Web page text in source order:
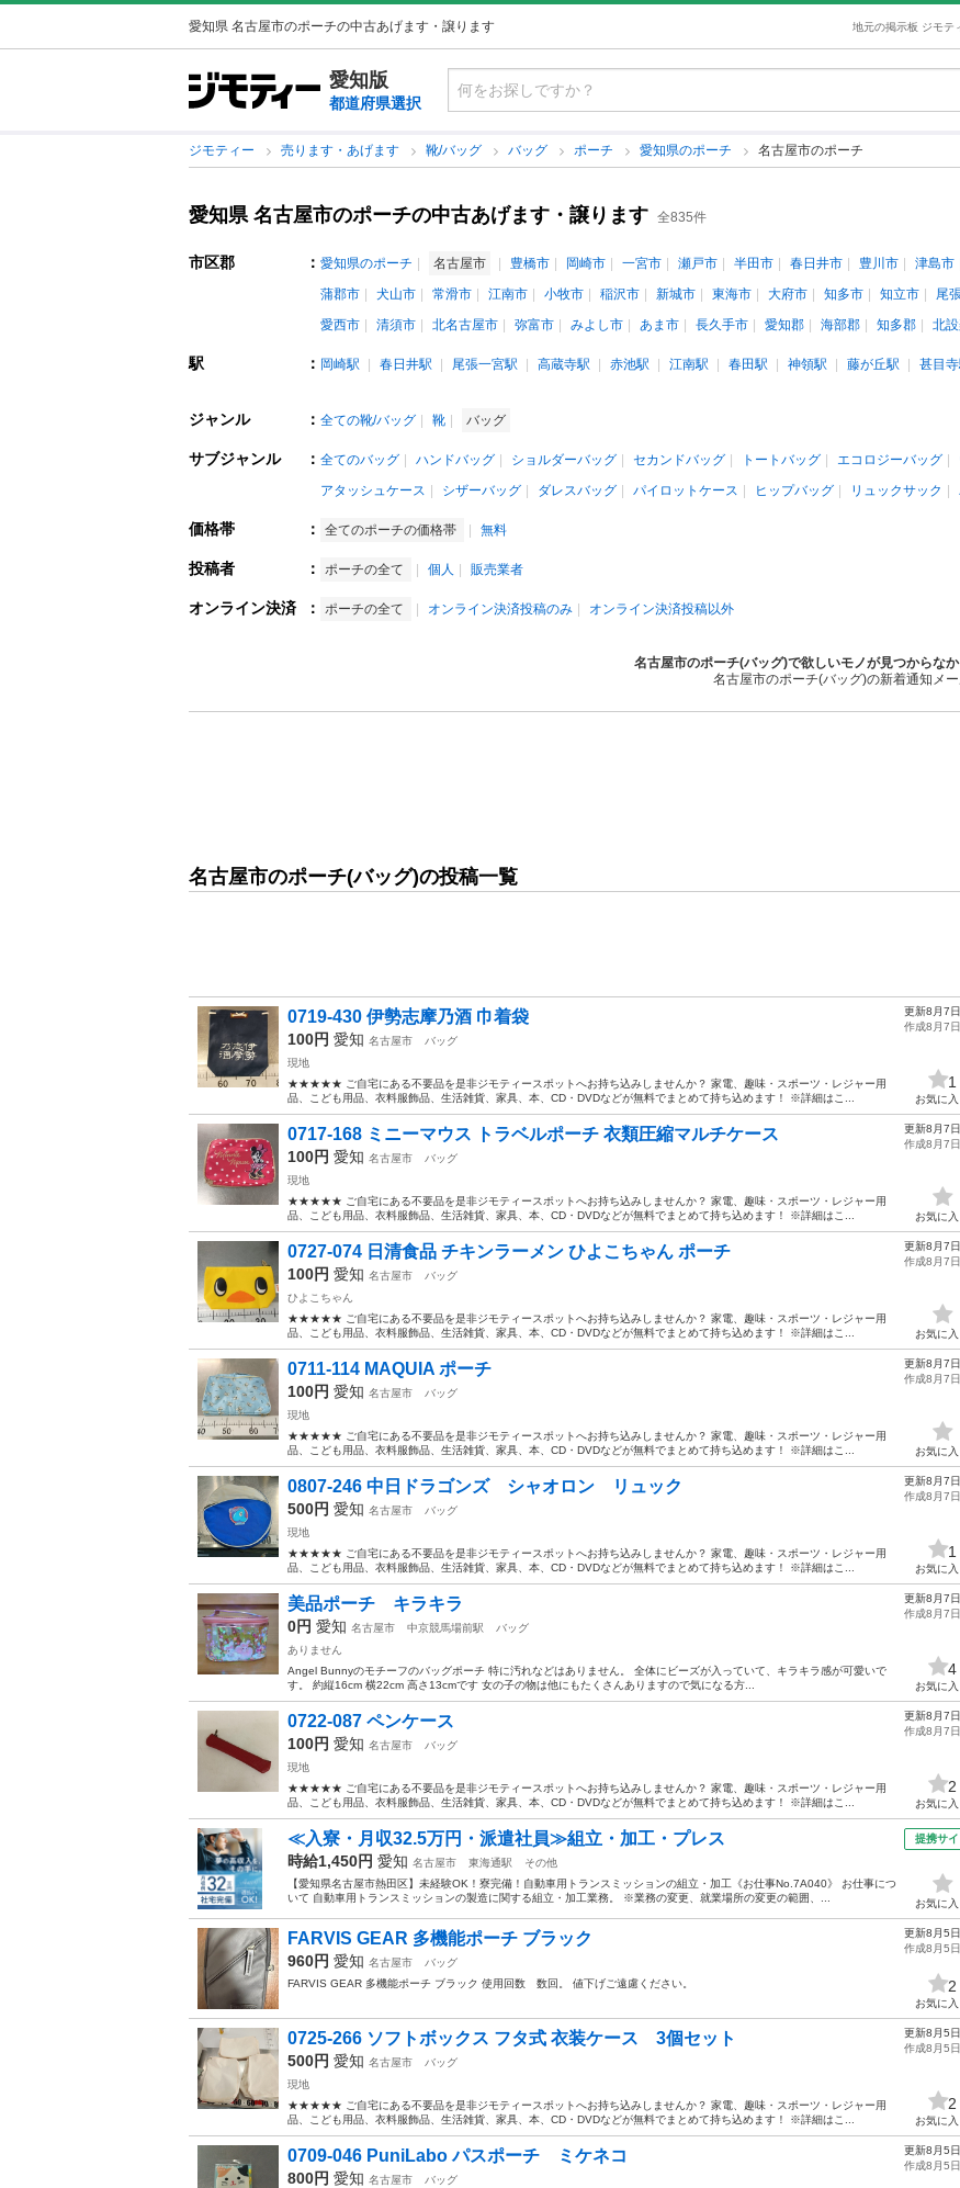
愛知県 名古屋市のポーチの中古あげます・譲ります 地元の掲示板 ジモテ
愛知版
都道府県選択
ジモティー 売ります・あげます 靴/バッグ バッグ ポーチ 愛知県のポーチ 名古屋市のポーチ
愛知県 名古屋市のポーチの中古あげます・譲ります 全835件
市区郡 ： 愛知県のポーチ 名古屋市 豊橋市 岡崎市 一宮市 瀬戸市 半田市 春日井市 豊川市 津島市
蒲郡市
犬山市 常滑市 江南市 小牧市 稲沢市 新城市 東海市 大府市 知多市 知立市 尾
愛西市
清須市 北名古屋市 弥富市 みよし市 あま市 長久手市 愛知郡 海部郡 知多郡 北
駅 ： 岡崎駅 春日井駅 尾張一宮駅 高蔵寺駅 赤池駅 江南駅 春田駅 神領駅 藤が丘駅
甚目
ジャンル ： 全ての靴/バッグ 靴 バッグ
サブジャンル ： 全てのバッグ ハンドバッグ ショルダーバッグ セカンドバッグ トートバッグ エコロジーバッグ
アタッシュケース
シザーバッグ ダレスバッグ パイロットケース ヒップバッグ リュックサック
価格帯 ： 全てのポーチの価格帯 無料
投稿者 ： ポーチの全て 個人 販売業者
オンライン決済 ： ポーチの全て オンライン決済投稿のみ オンライン決済投稿以外
名古屋市のポーチ(バッグ)で欲しいモノが見つからな
名古屋市のポーチ(バッグ)の新着通知メ
名古屋市のポーチ(バッグ)の投稿一覧
0719-430 伊勢志摩乃酒 巾着袋
100円 愛知 名古屋市
バッグ
現地
★★★★★ ご自宅にある不要品を是非ジモティースポットへお持ち込みしませんか？ 家電、趣味・スポーツ・レジャー用
品、こども用品、衣料服飾品、生活雑貨、家具、本、CD・DVDなどが無料でまとめて持ち込めます！ ※詳細はこ...
更新8月7日
作成8月7日
1
お気に入
0717-168 ミニーマウス トラベルポーチ 衣類圧縮マルチケース
100円 愛知 名古屋市
バッグ
現地
★★★★★ ご自宅にある不要品を是非ジモティースポットへお持ち込みしませんか？ 家電、趣味・スポーツ・レジャー用
品、こども用品、衣料服飾品、生活雑貨、家具、本、CD・DVDなどが無料でまとめて持ち込めます！ ※詳細はこ...
更新8月7日
作成8月7日
お気に入
0727-074 日清食品 チキンラーメン ひよこちゃん ポーチ
100円 愛知 名古屋市
バッグ
ひよこちゃん
★★★★★ ご自宅にある不要品を是非ジモティースポットへお持ち込みしませんか？ 家電、趣味・スポーツ・レジャー用
品、こども用品、衣料服飾品、生活雑貨、家具、本、CD・DVDなどが無料でまとめて持ち込めます！ ※詳細はこ...
更新8月7日
作成8月7日
お気に入
0711-114 MAQUIA ポーチ
100円 愛知 名古屋市
バッグ
現地
★★★★★ ご自宅にある不要品を是非ジモティースポットへお持ち込みしませんか？ 家電、趣味・スポーツ・レジャー用
品、こども用品、衣料服飾品、生活雑貨、家具、本、CD・DVDなどが無料でまとめて持ち込めます！ ※詳細はこ...
更新8月7日
作成8月7日
お気に入
0807-246 中日ドラゴンズ シャオロン リュック
500円 愛知 名古屋市
バッグ
現地
★★★★★ ご自宅にある不要品を是非ジモティースポットへお持ち込みしませんか？ 家電、趣味・スポーツ・レジャー用
品、こども用品、衣料服飾品、生活雑貨、家具、本、CD・DVDなどが無料でまとめて持ち込めます！ ※詳細はこ...
更新8月7日
作成8月7日
1
お気に入
美品ポーチ キラキラ
0円 愛知 名古屋市 中京競馬場前駅
バッグ
ありません
Angel Bunnyのモチーフのバッグポーチ 特に汚れなどはありません。 全体にビーズが入っていて、キラキラ感が可愛いで
す。 約縦16cm 横22cm 高さ13cmです 女の子の物は他にもたくさんありますので気になる方...
更新8月7日
作成8月7日
4
お気に入
0722-087 ペンケース
100円 愛知 名古屋市
バッグ
現地
★★★★★ ご自宅にある不要品を是非ジモティースポットへお持ち込みしませんか？ 家電、趣味・スポーツ・レジャー用
品、こども用品、衣料服飾品、生活雑貨、家具、本、CD・DVDなどが無料でまとめて持ち込めます！ ※詳細はこ...
更新8月7日
作成8月7日
2
お気に入
≪入寮・月収32.5万円・派遣社員≫組立・加工・プレス
時給1,450円 愛知 名古屋市 東海通駅
その他
【愛知県名古屋市熱田区】未経験OK！寮完備！自動車用トランスミッションの組立・加工《お仕事No.7A040》 お仕事につ
いて 自動車用トランスミッションの製造に関する組立・加工業務。 ※業務の変更、就業場所の変更の範囲、...
提携サイ
お気に入
FARVIS GEAR 多機能ポーチ ブラック
960円 愛知 名古屋市
バッグ
FARVIS GEAR 多機能ポーチ ブラック 使用回数 数回。 値下げご遠慮ください。
更新8月5日
作成8月5日
2
お気に入
0725-266 ソフトボックス フタ式 衣装ケース 3個セット
500円 愛知 名古屋市
バッグ
現地
★★★★★ ご自宅にある不要品を是非ジモティースポットへお持ち込みしませんか？ 家電、趣味・スポーツ・レジャー用
品、こども用品、衣料服飾品、生活雑貨、家具、本、CD・DVDなどが無料でまとめて持ち込めます！ ※詳細はこ...
更新8月5日
作成8月5日
2
お気に入
0709-046 PuniLabo パスポーチ ミケネコ
800円 愛知 名古屋市
バッグ
更新8月5日
作成8月5日